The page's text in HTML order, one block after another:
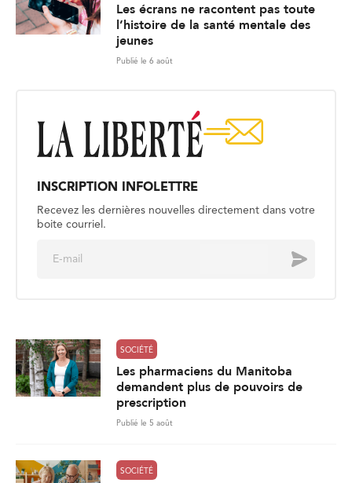
Les écrans ne racontent pas toute
l’histoire de la santé mentale des
jeunes
Publié le 6 août
INSCRIPTION INFOLETTRE
Recevez les dernières nouvelles directement dans votre
boite courriel.
Envoyer
SOCIÉTÉ
Les pharmaciens du Manitoba
demandent plus de pouvoirs de
prescription
Publié le 5 août
SOCIÉTÉ